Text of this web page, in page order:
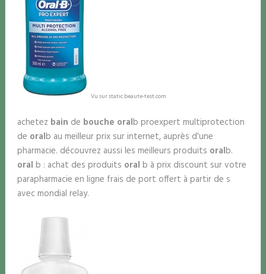
Vu sur static.beaute-test.com
achetez bain de bouche oralb proexpert multiprotection
de oralb au meilleur prix sur internet, auprès d'une
pharmacie. découvrez aussi les meilleurs produits oralb.
oral b : achat des produits oral b à prix discount sur votre
parapharmacie en ligne frais de port offert à partir de s
avec mondial relay.